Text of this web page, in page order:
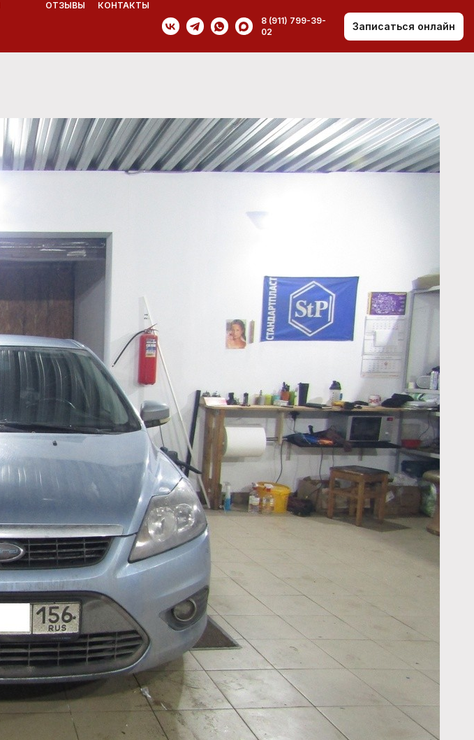
ОТЗЫВЫ
КОНТАКТЫ
8 (911) 799-39-
02
Записаться онлайн